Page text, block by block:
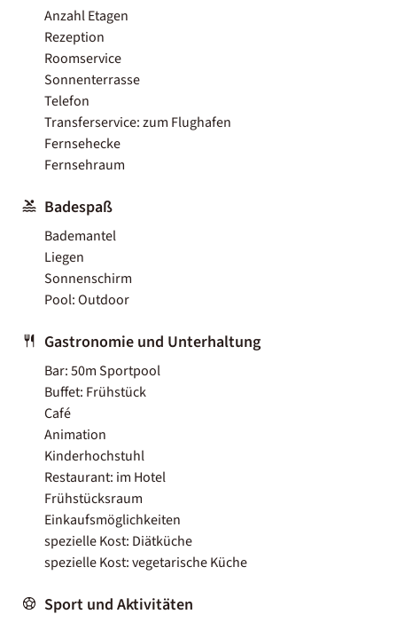
Anzahl Etagen
Rezeption
Roomservice
Sonnenterrasse
Telefon
Transferservice: zum Flughafen
Fernsehecke
Fernsehraum
Badespaß
Bademantel
Liegen
Sonnenschirm
Pool: Outdoor
Gastronomie und Unterhaltung
Bar: 50m Sportpool
Buffet: Frühstück
Café
Animation
Kinderhochstuhl
Restaurant: im Hotel
Frühstücksraum
Einkaufsmöglichkeiten
spezielle Kost: Diätküche
spezielle Kost: vegetarische Küche
Sport und Aktivitäten